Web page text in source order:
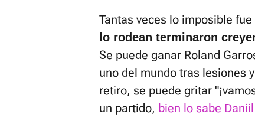
Tantas veces lo imposible
lo rodean terminaron
Se puede ganar Roland
uno del mundo tras lesiones
retiro, se puede gritar
un partido, bien lo sabe